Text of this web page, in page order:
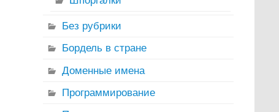
Без рубрики
Бордель в стране
Доменные имена
Программирование